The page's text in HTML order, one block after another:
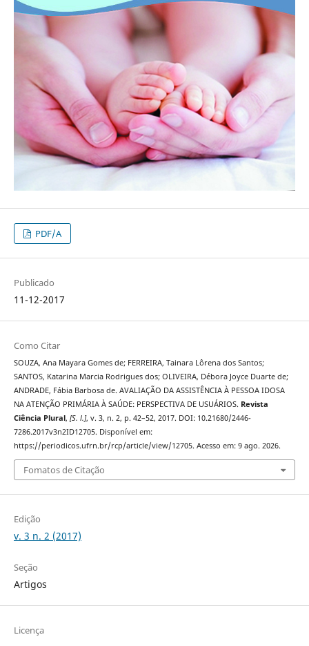
PDF/A
Publicado
11-12-2017
Como Citar
SOUZA, Ana Mayara Gomes de; FERREIRA, Tainara Lôrena dos Santos;
SANTOS, Katarina Marcia Rodrigues dos; OLIVEIRA, Débora Joyce Duarte de;
ANDRADE, Fábia Barbosa de. AVALIAÇÃO DA ASSISTÊNCIA À PESSOA IDOSA
NA ATENÇÃO PRIMÁRIA À SAÚDE: PERSPECTIVA DE USUÁRIOS. Revista
Ciência Plural, [S. l.], v. 3, n. 2, p. 42–52, 2017. DOI: 10.21680/2446-
7286.2017v3n2ID12705. Disponível em:
https://periodicos.ufrn.br/rcp/article/view/12705. Acesso em: 9 ago. 2026.
Fomatos de Citação
Edição
v. 3 n. 2 (2017)
Seção
Artigos
Licença